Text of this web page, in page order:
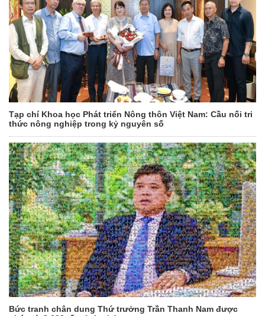
Tạp chí Khoa học Phát triển Nông thôn Việt Nam: Cầu nối tri
thức nông nghiệp trong kỷ nguyên số
Bức tranh chân dung Thứ trưởng Trần Thanh Nam được